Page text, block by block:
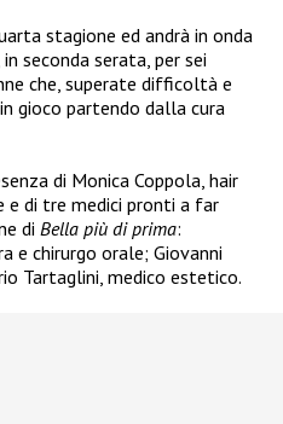
stagione ed andrà in onda
seconda serata, per sei
che, superate difficoltà e
gioco partendo dalla cura
di Monica Coppola, hair
di tre medici pronti a far
di Bella più di prima:
e chirurgo orale; Giovanni
Tartaglini, medico estetico.